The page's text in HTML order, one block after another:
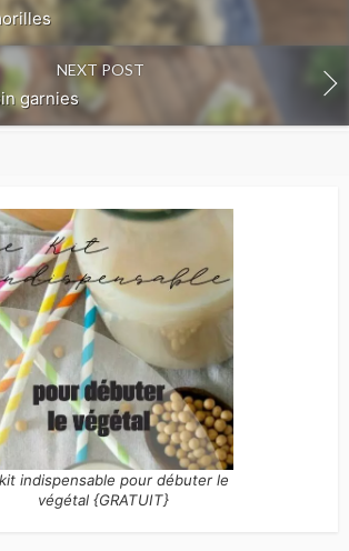
NEXT POST
garnies
indispensable pour débuter le
végétal {GRATUIT}